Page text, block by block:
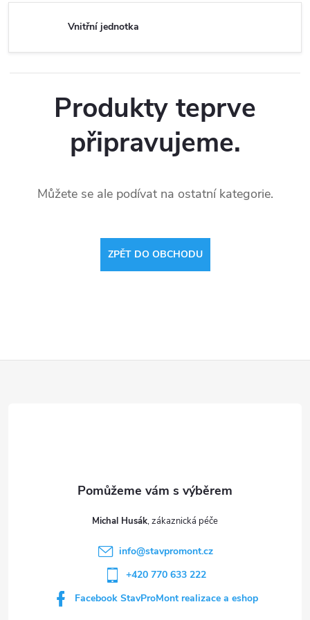
Vnitřní jednotka
Produkty teprve
připravujeme.
Můžete se ale podívat na ostatní kategorie.
ZPĚT DO OBCHODU
Michal Husák
info@stavpromont.cz
+420 770 633 222
Facebook StavProMont realizace a eshop